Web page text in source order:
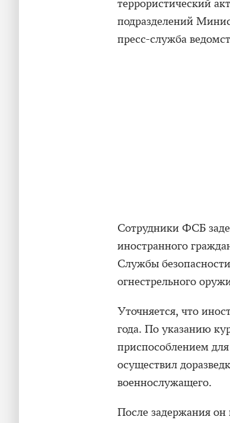
террористический
подразделений
пресс-служба
Сотрудники ФСБ
иностранного
Службы
огнестрельного
Уточняется, что
года. По указанию
приспособлением
осуществил
военнослужащего.
После задержания он